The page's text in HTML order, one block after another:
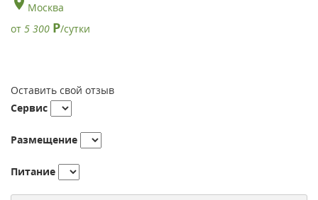
Москва
от 5 300 Р/сутки
Оставить свой отзыв
Сервис
Размещение
Питание